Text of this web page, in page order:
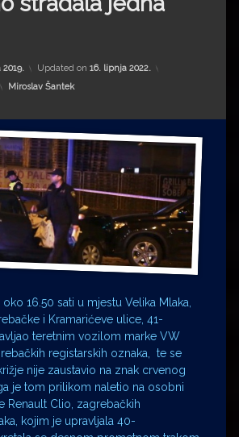
2019. Updated on 16. lipnja 2022.
Kategorije:
Miroslav Šantek
oko 16.50 sati u mjestu Velika Mlaka,
i Kramarićeve ulice, 41-
teretnim vozilom marke VW
registarskih oznaka, te se
nije zaustavio na znak crvenog
je tom prilikom naletio na osobni
Renault Clio, zagrebačkih
kojim je upravljala 40-